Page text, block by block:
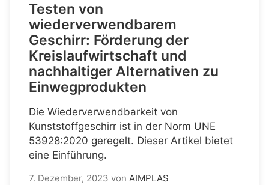
Testen von
wiederverwendbarem
Geschirr: Förderung der
Kreislaufwirtschaft und
nachhaltiger Alternativen zu
Einwegprodukten
Die Wiederverwendbarkeit von
Kunststoffgeschirr ist in der Norm UNE
53928:2020 geregelt. Dieser Artikel bietet
eine Einführung.
7. Dezember, 2023 von AIMPLAS